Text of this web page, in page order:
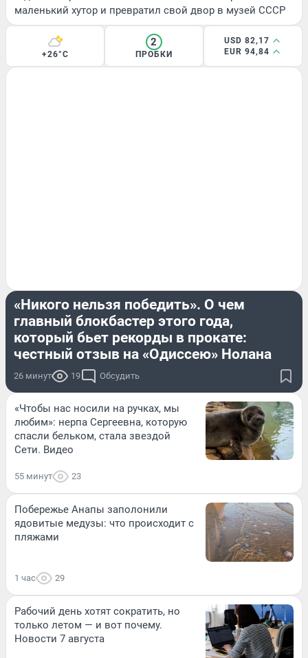
маленький хутор и превратил свой двор в музей СССР
+26°C
2
ПРОБКИ
USD 82,17
EUR 94,84
«Никого нельзя победить». О чем
главный блокбастер этого года,
который бьет рекорды в прокате:
честный отзыв на «Одиссею» Нолана
26 минут 19 Обсудить
«Чтобы нас носили на ручках, мы
любим»: нерпа Сергеевна, которую
спасли бельком, стала звездой
Сети. Видео
55 минут 23
Побережье Анапы заполонили
ядовитые медузы: что происходит с
пляжами
1 час 29
Рабочий день хотят сократить, но
только летом — и вот почему.
Новости 7 августа